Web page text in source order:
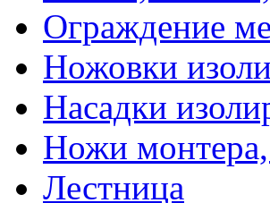
Ограждение
Ножовки
Насадки
Ножи
Лестница